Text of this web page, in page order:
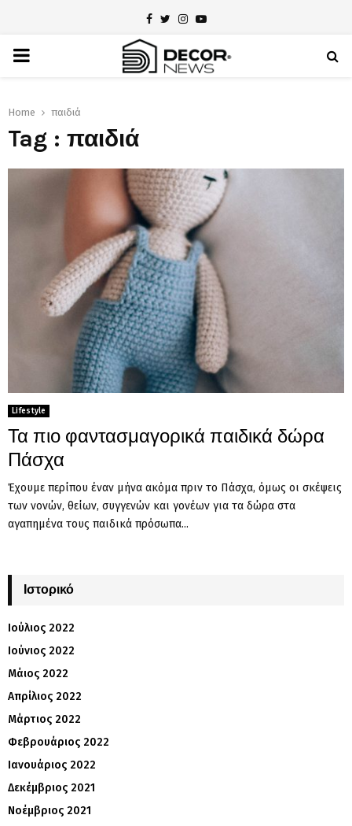
Facebook
TwitterInstagram
Youtube
PRIMARY
Home παιδιά
Tag : παιδιά
Lifestyle
Τα πιο φαντασμαγορικά παιδικά δώρα
Πάσχα
Έχουμε περίπου έναν μήνα ακόμα πριν το Πάσχα, όμως οι σκέψεις
των νονών, θείων, συγγενών και γονέων για τα δώρα στα
αγαπημένα τους παιδικά πρόσωπα...
Ιστορικό
Ιούλιος 2022
Ιούνιος 2022
Μάιος 2022
Απρίλιος 2022
Μάρτιος 2022
Φεβρουάριος 2022
Ιανουάριος 2022
Δεκέμβριος 2021
Νοέμβριος 2021